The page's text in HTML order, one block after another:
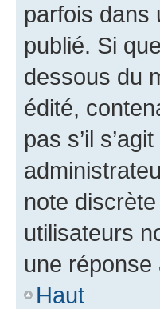
parfois dans
publié. Si
dessous du
édité,
pas s’il
note
utilisateurs
une réponse
Haut